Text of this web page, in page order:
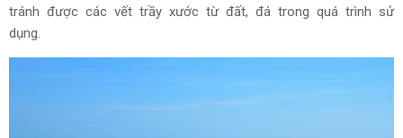
tránh được các vết trầy xước từ đất, đá trong quá trình sử
dụng.